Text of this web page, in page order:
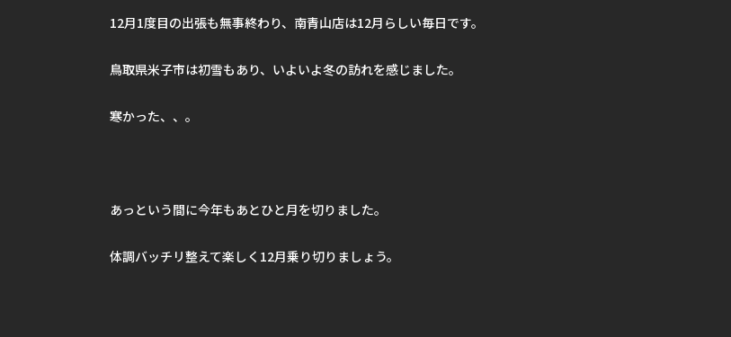
12月1度目の出張も無事終わり、南青山店は12月らしい毎日です。
鳥取県米子市は初雪もあり、いよいよ冬の訪れを感じました。
寒かった、、。
あっという間に今年もあとひと月を切りました。
体調バッチリ整えて楽しく12月乗り切りましょう。